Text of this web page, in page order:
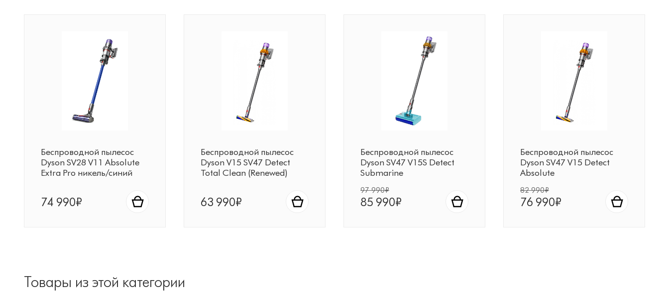
Беспроводной пылесос
Dyson SV28 V11 Absolute
Extra Pro никель/синий
74 990₽
Беспроводной пылесос
Dyson V15 SV47 Detect
Total Clean (Renewed)
63 990₽
Беспроводной пылесос
Dyson SV47 V15S Detect
Submarine
97 990₽
85 990₽
Беспроводной пылесос
Dyson SV47 V15 Detect
Absolute
82 990₽
76 990₽
Товары из этой категории